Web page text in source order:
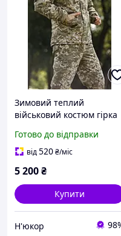
Зимовий теплий
військовий костюм гірка
Готово до відправки
від520₴/міс
5 200₴
Купити
Н'юкор